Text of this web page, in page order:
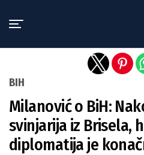
BIH
Milanović o BiH:
svinjarija iz Brisela,
diplomatija je